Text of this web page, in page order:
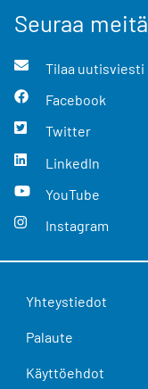
Seuraa meitä
Tilaa uutisviesti
Facebook
Twitter
LinkedIn
YouTube
Instagram
Yhteystiedot
Palaute
Käyttöehdot